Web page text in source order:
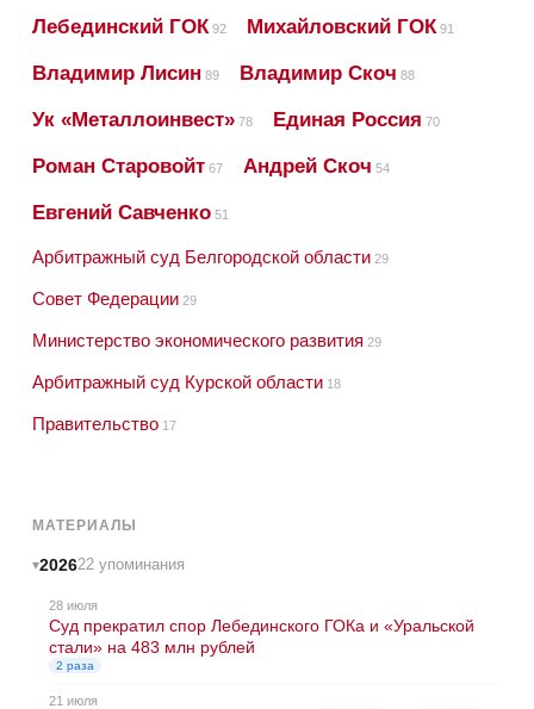
Лебединский ГОК 92 Михайловский ГОК 91
Владимир Лисин 89 Владимир Скоч 88
Ук «Металлоинвест» 78 Единая Россия 70
Роман Старовойт 67 Андрей Скоч 54
Евгений Савченко 51
Арбитражный суд Белгородской области 29
Совет Федерации 29
Министерство экономического развития 29
Арбитражный суд Курской области 18
Правительство 17
МАТЕРИАЛЫ
202622 упоминания
28 июля
Суд прекратил спор Лебединского ГОКа и «Уральской
стали» на 483 млн рублей
2 раза
21 июля